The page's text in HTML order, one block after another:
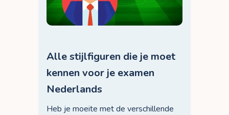
Alle stijlfiguren die je moet
kennen voor je examen
Nederlands
Heb je moeite met de verschillende